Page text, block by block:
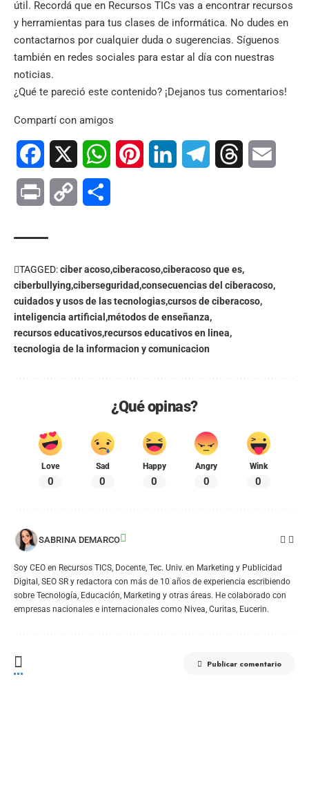
útil. Recordá que en Recursos TICs vas a encontrar recursos
y herramientas para tus clases de informática. No dudes en
contactarnos por cualquier duda o sugerencias. Síguenos
también en redes sociales para estar al día con nuestras
noticias.
¿Qué te pareció este contenido? ¡Dejanos tus comentarios!
Compartí con amigos
Facebook WhatsAppPinterest LinkedIn TelegramThreads
Print Copy
TAGGED:ciber acosociberacosociberacoso que es
ciberbullyingciberseguridad consecuencias del ciberacoso
cuidados y usos de las tecnologiascursos de ciberacoso
inteligencia artificial métodos de enseñanza
recursos educativosrecursos educativos en linea
tecnologia de la informacion y comunicacion
¿Qué opinas?
Love
0
Sad
0
Happy
0
Angry
0
Wink
0
SABRINA DEMARCO
Soy CEO en Recursos TICS, Docente, Tec. Univ. en Marketing y Publicidad
Digital, SEO SR y redactora con más de 10 años de experiencia escribiendo
sobre Tecnología, Educación, Marketing y otras áreas. He colaborado con
empresas nacionales e internacionales como Nivea, Curitas, Eucerin.
Publicar comentario